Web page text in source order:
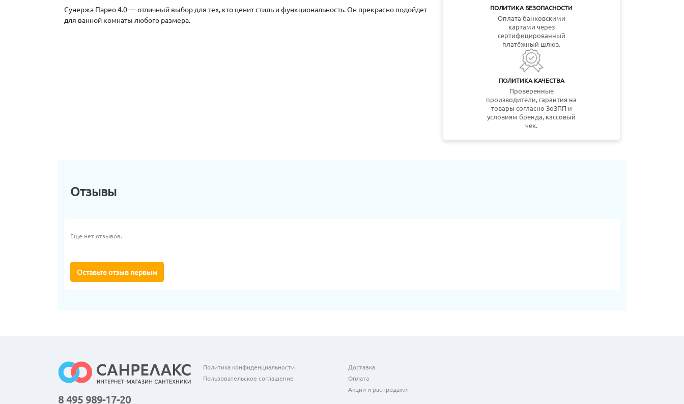
ПОЛИТИКА БЕЗОПАСНОСТИ
Оплата банковскими
картами через
сертифицированный
платёжный шлюз.
ПОЛИТИКА КАЧЕСТВА
Проверенные
производители, гарантия на
товары согласно ЗоЗПП и
условиям бренда, кассовый
чек.
Сунержа Парео 4.0 — отличный выбор для тех, кто ценит стиль и функциональность. Он прекрасно подойдет
для ванной комнаты любого размера.
Отзывы
Еще нет отзывов.
Оставьте отзыв первым
8 495 989-17-20
Политика конфиденциальности
Пользовательское соглашение
Доставка
Оплата
Акции и распродажи